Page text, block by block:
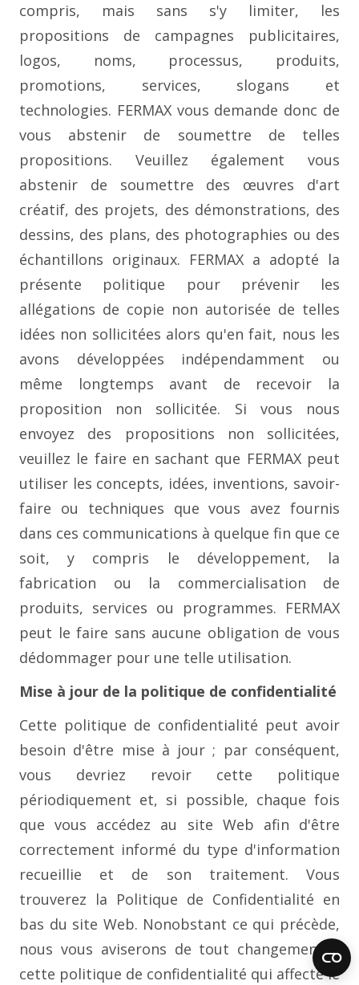
compris, mais sans s'y limiter, les
propositions de campagnes publicitaires,
logos, noms, processus, produits,
promotions, services, slogans et
technologies. FERMAX vous demande donc de
vous abstenir de soumettre de telles
propositions. Veuillez également vous
abstenir de soumettre des œuvres d'art
créatif, des projets, des démonstrations, des
dessins, des plans, des photographies ou des
échantillons originaux. FERMAX a adopté la
présente politique pour prévenir les
allégations de copie non autorisée de telles
idées non sollicitées alors qu'en fait, nous les
avons développées indépendamment ou
même longtemps avant de recevoir la
proposition non sollicitée. Si vous nous
envoyez des propositions non sollicitées,
veuillez le faire en sachant que FERMAX peut
utiliser les concepts, idées, inventions, savoir-
faire ou techniques que vous avez fournis
dans ces communications à quelque fin que ce
soit, y compris le développement, la
fabrication ou la commercialisation de
produits, services ou programmes. FERMAX
peut le faire sans aucune obligation de vous
dédommager pour une telle utilisation.
Mise à jour de la politique de confidentialité
Cette politique de confidentialité peut avoir
besoin d'être mise à jour ; par conséquent,
vous devriez revoir cette politique
périodiquement et, si possible, chaque fois
que vous accédez au site Web afin d'être
correctement informé du type d'information
recueillie et de son traitement. Vous
trouverez la Politique de Confidentialité en
bas du site Web. Nonobstant ce qui précède,
nous vous aviserons de tout changement à
cette politique de confidentialité qui affecte le